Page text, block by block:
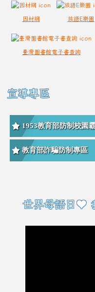
因材網 族語E樂園
臺灣圖書館電子書查詢
宣導專區
1953教育部防制校園
教育部詐騙防制專區
右邊區域內容
世界母語日♥